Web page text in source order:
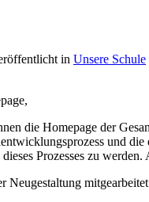
in Unsere Schule
die Homepage der
und
Prozesses zu
Neugestaltung